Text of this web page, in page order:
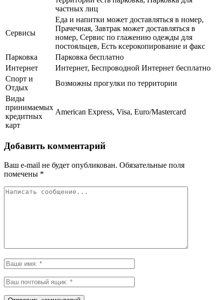
частных лиц
Сервисы
Еда и напитки может доставляться в номер,
Прачечная, Завтрак может доставляться в
номер, Сервис по глажению одежды для
постояльцев, Есть ксерокопирование и факс
Парковка
Парковка бесплатно
Интернет
Интернет, Беспроводной Интернет бесплатно
Спорт и
Отдых
Возможны прогулки по территории
Виды
принимаемых
кредитных
карт
American Express, Visa, Euro/Mastercard
Добавить комментарий
Ваш e-mail не будет опубликован. Обязательные поля
помечены *